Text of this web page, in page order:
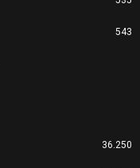
543
36.250